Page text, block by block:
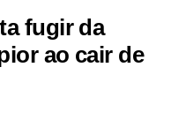
fugir da
ao cair de